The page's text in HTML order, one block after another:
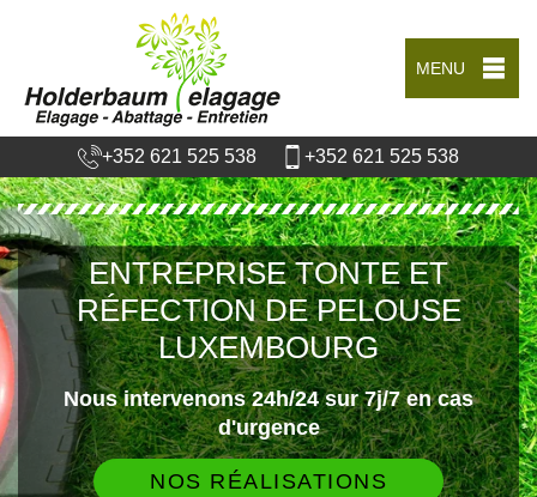
MENU
+352 621 525 538 +352 621 525 538
ENTREPRISE TONTE ET
RÉFECTION DE PELOUSE
LUXEMBOURG
Nous intervenons 24h/24 sur 7j/7 en cas
d'urgence
NOS RÉALISATIONS